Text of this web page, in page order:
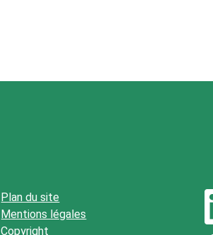
Plan du site
Mentions légales
Copyright